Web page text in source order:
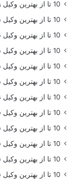
10 تا از بهترین وکیل زنجان 🥇【آپدیت جدید】
10 تا از بهترین وکیل سمنان 🥇【آپدیت جدید】
10 تا از بهترین وکیل سنندج 🥇【آپدیت جدید】
10 تا از بهترین وکیل شرق تهران 🥇【آپدیت جدید】
10 تا از بهترین وکیل شهر قدس 🥇【آپدیت جدید】
10 تا از بهترین وکیل شهرکرد 🥇【آپدیت جدید】
10 تا از بهترین وکیل غرب تهران 🥇【آپدیت جدید】
10 تا از بهترین وکیل فردیس 🥇【آپدیت جدید】
10 تا از بهترین وکیل فریدونکنار 🥇【آپدیت جدید】
10 تا از بهترین وکیل قائمشهر 🥇【آپدیت جدید】
10 تا از بهترین وکیل قزوین 🥇【آپدیت جدید】⚖️
10 تا از بهترین وکیل قم 🥇【آپدیت جدید】